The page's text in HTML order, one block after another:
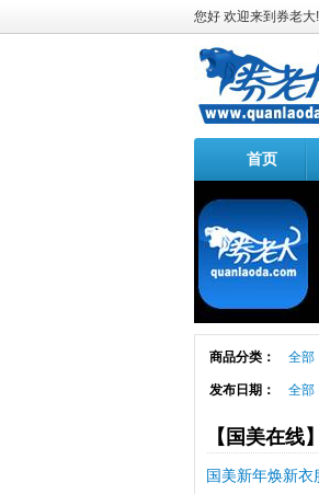
您好 欢迎来到券老大!
首页
商品分类： 全部
发布日期： 全部
【国美在线
国美新年焕新衣